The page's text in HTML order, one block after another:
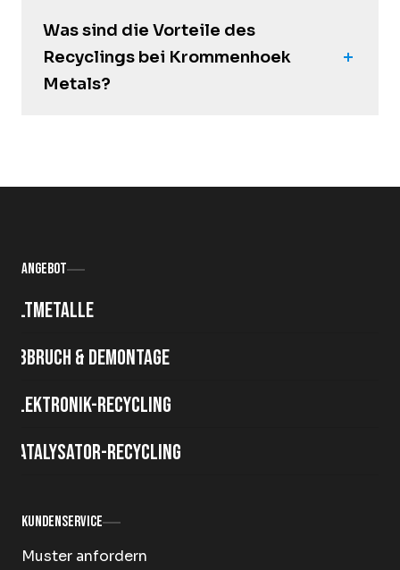
Was sind die Vorteile des
Recyclings bei Krommenhoek
Metals?
Angebot
Altmetalle
Abbruch & Demontage
Elektronik-Recycling
Katalysator-Recycling
Kundenservice
Muster anfordern